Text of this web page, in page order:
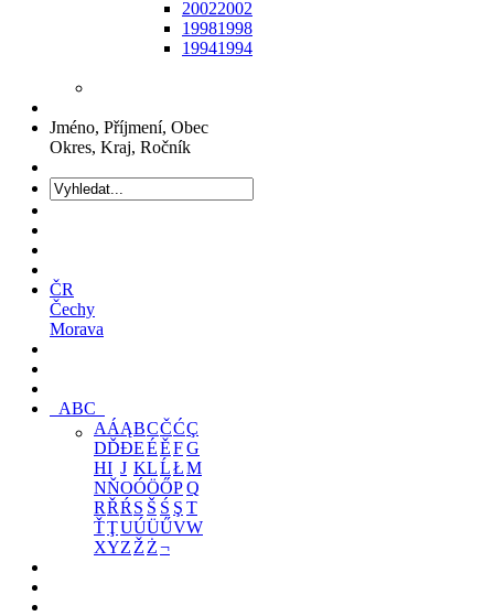
20022002
19981998
19941994
Jméno, Příjmení, Obec
Okres, Kraj, Ročník
ČR
Čechy
Morava
ABC
AÁĄBCČĆÇ
DĎĐEÉĚFG
HI J KLĹŁM
NŇOÓÖŐPQ
RŘŔ S Š Ś Ş T
ŤŢUÚÜŰVW
XYZ Ž Ż¬